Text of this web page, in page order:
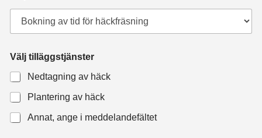
Välj tilläggstjänster
Nedtagning av häck
Plantering av häck
Annat, ange i meddelandefältet